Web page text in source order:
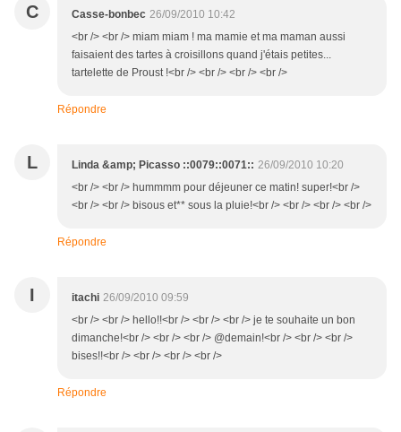
C Casse-bonbec 26/09/2010 10:42
<br /> <br /> miam miam ! ma mamie et ma maman aussi
faisaient des tartes à croisillons quand j'étais petites...
tartelette de Proust !<br /> <br /> <br /> <br />
Répondre
L Linda &amp; Picasso ::0079::0071:: 26/09/2010 10:20
<br /> <br /> hummmm pour déjeuner ce matin! super!<br />
<br /> <br /> bisous et** sous la pluie!<br /> <br /> <br /> <br />
Répondre
I itachi 26/09/2010 09:59
<br /> <br /> hello!!<br /> <br /> <br /> je te souhaite un bon
dimanche!<br /> <br /> <br /> @demain!<br /> <br /> <br />
bises!!<br /> <br /> <br /> <br />
Répondre